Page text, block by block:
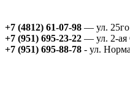
+7 (4812) 61-07-98 — ул. 25го
+7 (951) 695-23-22 — ул. 2-ая
+7 (951) 695-88-78 - ул.